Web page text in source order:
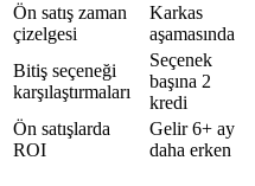
Ön satış zaman
çizelgesi
Karkas
aşamasında
Bitiş seçeneği
karşılaştırmaları
Seçenek
başına 2
kredi
Ön satışlarda
ROI
Gelir 6+ ay
daha erken